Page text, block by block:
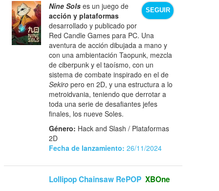
SEGUIR
Nine Sols es un juego de
acción y plataformas
desarrollado y publicado por
Red Candle Games para PC. Una
aventura de acción dibujada a mano y
con una ambientación Taopunk, mezcla
de ciberpunk y el taoísmo, con un
sistema de combate inspirado en el de
Sekiro pero en 2D, y una estructura a lo
metroidvania, teniendo que derrotar a
toda una serie de desafiantes jefes
finales, los nueve Soles.
Género: Hack and Slash / Plataformas
2D
Fecha de lanzamiento: 26/11/2024
Lollipop Chainsaw RePOP XBOne